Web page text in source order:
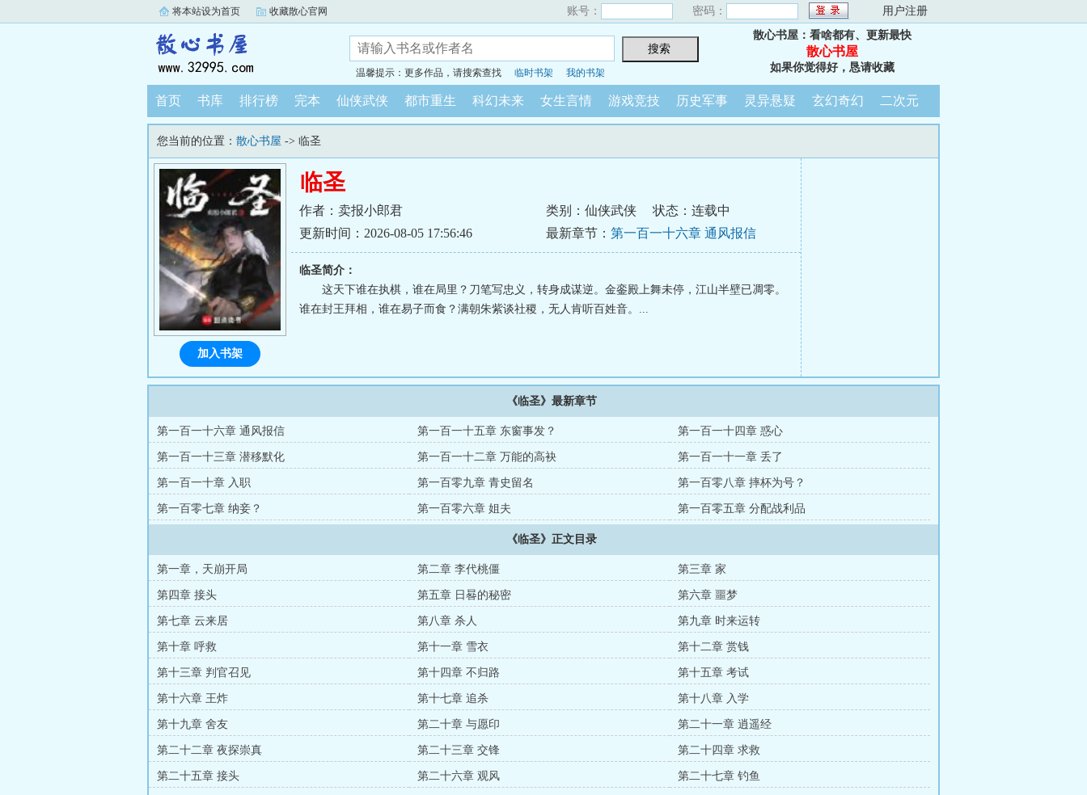
将本站设为首页 收藏散心官网 账号： 密码： 用户注册
温馨提示：更多作品，请搜索查找 临时书架 我的书架
散心书屋：看啥都有、更新最快
散心书屋
如果你觉得好，恳请收藏
首页 书库 排行榜 完本 仙侠武侠 都市重生 科幻未来 女生言情 游戏竞技 历史军事 灵异悬疑 玄幻奇幻 二次元
您当前的位置： 散心书屋 -> 临圣
临圣
作者：卖报小郎君 类别：仙侠武侠
状态：连载中
更新时间：2026-08-05 17:56:46
最新章节： 第一百一十六章 通风报信
临圣简介：
这天下谁在执棋，谁在局里？刀笔写忠义，转身成谋逆。金銮殿上舞未停，江山半壁已凋零。
谁在封王拜相，谁在易子而食？满朝朱紫谈社稷，无人肯听百姓音。...
加入书架
《临圣》最新章节
第一百一十六章 通风报信 第一百一十五章 东窗事发？ 第一百一十四章 惑心
第一百一十三章 潜移默化 第一百一十二章 万能的高袂 第一百一十一章 丢了
第一百一十章 入职 第一百零九章 青史留名 第一百零八章 摔杯为号？
第一百零七章 纳妾？ 第一百零六章 姐夫 第一百零五章 分配战利品
《临圣》正文目录
第一章，天崩开局 第二章 李代桃僵 第三章 家
第四章 接头 第五章 日晷的秘密 第六章 噩梦
第七章 云来居 第八章 杀人 第九章 时来运转
第十章 呼救 第十一章 雪衣 第十二章 赏钱
第十三章 判官召见 第十四章 不归路 第十五章 考试
第十六章 王炸 第十七章 追杀 第十八章 入学
第十九章 舍友 第二十章 与愿印 第二十一章 逍遥经
第二十二章 夜探崇真 第二十三章 交锋 第二十四章 求救
第二十五章 接头 第二十六章 观风 第二十七章 钓鱼